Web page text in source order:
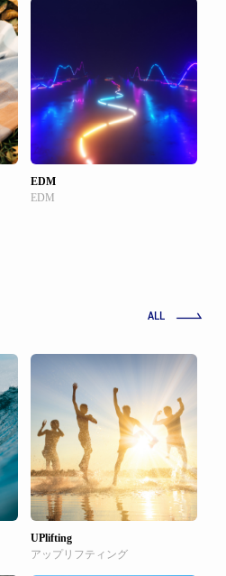
EDM
EDM
ALL
UPlifting
アップリフティング